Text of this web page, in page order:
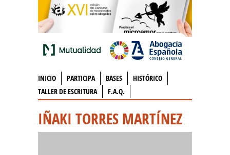
INICIO PARTICIPA BASES
HISTÓRICO
TALLER DE ESCRITURA
F.A.Q.
IÑAKI TORRES MARTÍNEZ